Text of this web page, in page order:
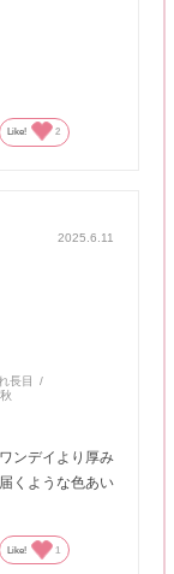
Like! 2
2025.6.11
長目
ンデイより厚み
くような色あい
Like! 1